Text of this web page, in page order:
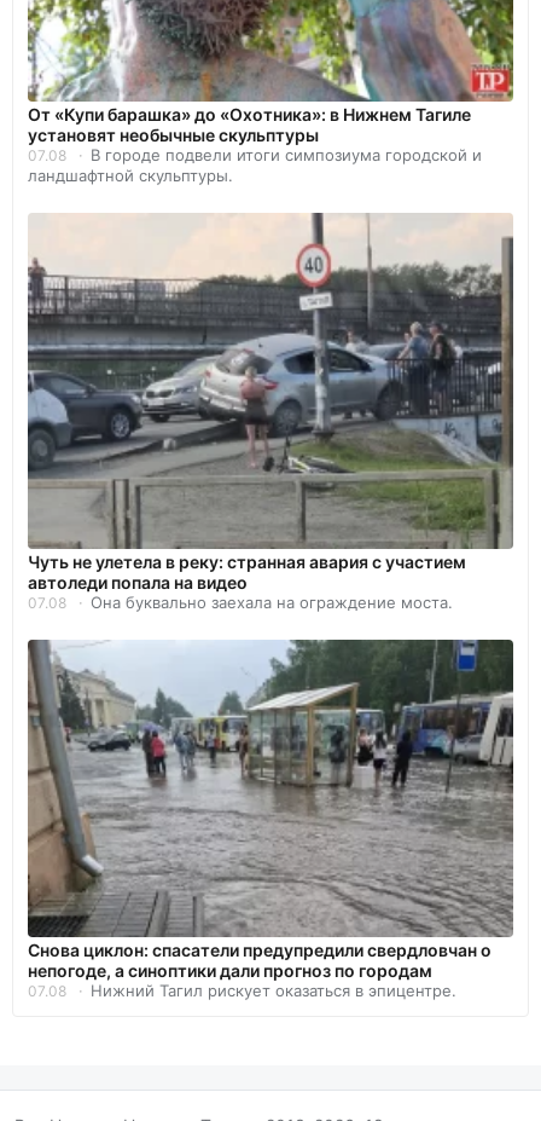
От «Купи барашка» до «Охотника»: в Нижнем Тагиле
установят необычные скульптуры
07.08
В городе подвели итоги симпозиума городской и
ландшафтной скульптуры.
Чуть не улетела в реку: странная авария с участием
автоледи попала на видео
07.08 Она буквально заехала на ограждение моста.
Снова циклон: спасатели предупредили свердловчан о
непогоде, а синоптики дали прогноз по городам
07.08 Нижний Тагил рискует оказаться в эпицентре.